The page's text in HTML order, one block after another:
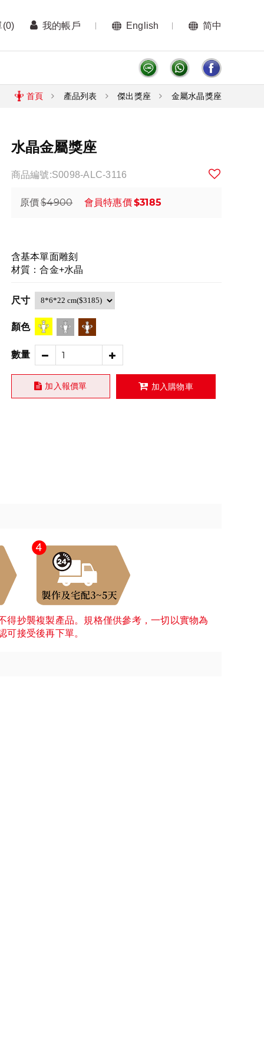
(0) 我的帳戶 English 简中
首頁 產品列表 傑出獎座 金屬水晶獎座
水晶金屬獎座
商品編號:S0098-ALC-3116
原價$4900 會員特惠價$3185
含基本單面雕刻
材質：合金+水晶
尺寸
顏色
數量
加入報價單 加入購物車
抄襲複製產品。規格僅供參考，一切以實物為
接受後再下單。